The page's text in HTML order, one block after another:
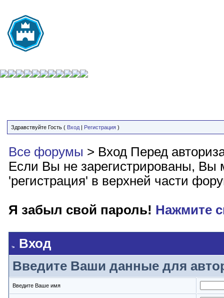
Здравствуйте Гость ( Вход | Регистрация )
Все форумы > Вход Перед
Если Вы не зарегистрированы, Вы
'регистрация' в верхней части
Я забыл свой пароль! Нажмите
Вход
Введите Ваши данные для
Введите Ваше имя